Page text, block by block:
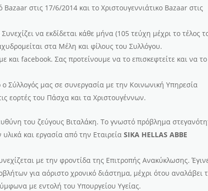
Bazaar στις 17/6/2014 και το Χριστουγεννιάτικο Bazaar στις
Συνεχίζει να εκδίδεται κάθε μήνα (105 τεύχη μέχρι το τέλος
στα Μέλη και φίλους του Συλλόγου.
και facebook. Σας προτείνουμε να το επισκεφτείτε και να το
Σύλλογός μας σε συνεργασία με την Κοινωνική Υπηρεσία
εορτές του Πάσχα και τα Χριστουγέννων.
του ζεύγους Βιταλάκη. Το γνωστό πρόβλημα
και εργασία από την ΕταιρείαSIKA HELLAS ΑΒΒΕ
με την φροντίδα της Επιτροπής Ανακύκλωσης.
για αόριστο χρονικό διάστημα, μέχρι ότου αναλάβει
με εντολή του Υπουργείου Υγείας.